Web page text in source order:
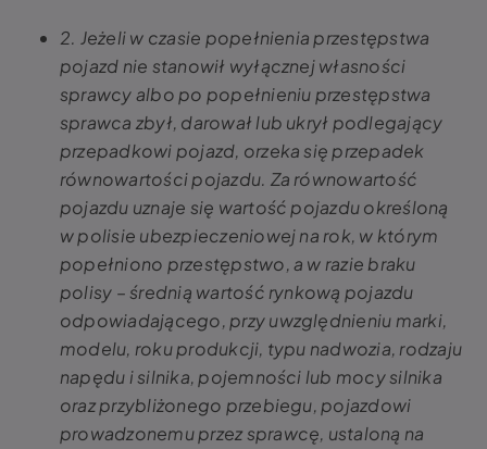
2. Jeżeli w czasie popełnienia przestępstwa
pojazd nie stanowił wyłącznej własności
sprawcy albo po popełnieniu przestępstwa
sprawca zbył, darował lub ukrył podlegający
przepadkowi pojazd, orzeka się przepadek
równowartości pojazdu. Za równowartość
pojazdu uznaje się wartość pojazdu określoną
w polisie ubezpieczeniowej na rok, w którym
popełniono przestępstwo, a w razie braku
polisy – średnią wartość rynkową pojazdu
odpowiadającego, przy uwzględnieniu marki,
modelu, roku produkcji, typu nadwozia, rodzaju
napędu i silnika, pojemności lub mocy silnika
oraz przybliżonego przebiegu, pojazdowi
prowadzonemu przez sprawcę, ustaloną na